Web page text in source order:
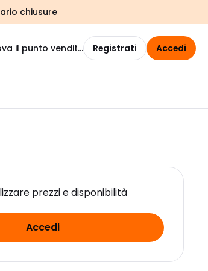
chiusure
il punto vendita Registrati Accedi
prezzi e disponibilità
Accedi